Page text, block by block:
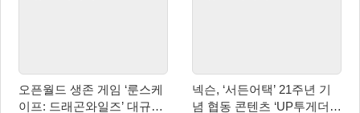
오픈월드 생존 게임 ‘룬스케
이프: 드래곤와일즈’ 대규모
넥슨, ‘서든어택’ 21주년 기
념 협동 콘텐츠 ‘UP투게더’